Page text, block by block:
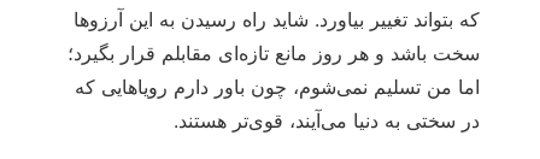
که بتواند تغییر بیاورد. شاید راه رسیدن به این آرزوها
سخت باشد و هر روز مانع تازه‌ای مقابلم قرار بگیرد؛
اما من تسلیم نمی‌شوم، چون باور دارم رویاهایی که
در سختی به دنیا می‌آیند، قوی‌تر هستند.